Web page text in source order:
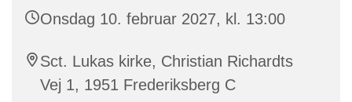
Onsdag 10. februar 2027, kl. 13:00
Sct. Lukas kirke, Christian Richardts
Vej 1, 1951 Frederiksberg C